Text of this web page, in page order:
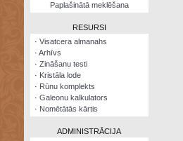
Paplašinātā meklēšana
RESURSI
· Visatcera almanahs
· Arhīvs
· Zināšanu testi
· Kristāla lode
· Rūnu komplekts
· Galeonu kalkulators
· Nomētātās kārtis
ADMINISTRĀCIJA